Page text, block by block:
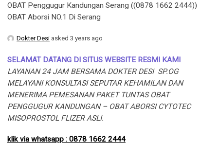
OBAT Penggugur Kandungan Serang ((0878 1662 2444))
OBAT Aborsi NO.1 Di Serang
Dokter Desi asked 3 years ago
SELAMAT DATANG DI SITUS WEBSITE RESMI KAMI
LAYANAN 24 JAM BERSAMA DOKTER DESI SP.OG
MELAYANI KONSULTASI SEPUTAR KEHAMILAN DAN
MENERIMA PEMESANAN PAKET TUNTAS OBAT
PENGGUGUR KANDUNGAN – OBAT ABORSI CYTOTEC
MISOPROSTOL FLIZER ASLI.
klik via whatsapp : 0878 1662 2444